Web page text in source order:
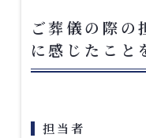
ご葬儀の際の
に感じたこと
担当者